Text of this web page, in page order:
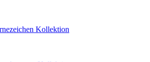
Kollektion